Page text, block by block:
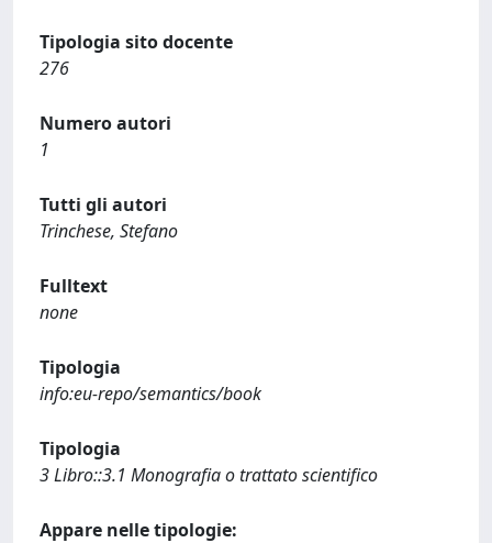
Tipologia sito docente
276
Numero autori
1
Tutti gli autori
Trinchese, Stefano
Fulltext
none
Tipologia
info:eu-repo/semantics/book
Tipologia
3 Libro::3.1 Monografia o trattato scientifico
Appare nelle tipologie: